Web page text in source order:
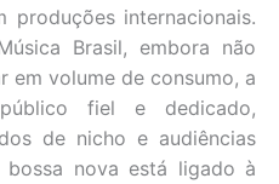
produções internacionais.
Brasil, embora não
em volume de consumo, a
fiel e dedicado,
de nicho e audiências
nova está ligado à